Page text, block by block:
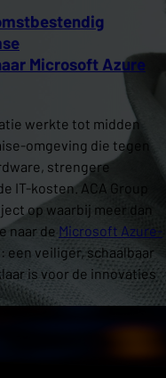
Microsoft Azure
werkte tot midden
omgeving die tegen
strengere
IT-kosten. ACA Group
op waarbij meer dan
naar de Microsoft Azure-
een veiliger, schaalbaar
is voor de innovaties